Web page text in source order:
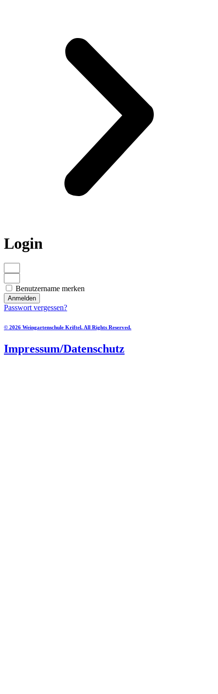
Login
Benutzername merken
Anmelden
Passwort vergessen?
© 2026 Weingartenschule Kriftel. All Rights Reserved.
Impressum/Datenschutz